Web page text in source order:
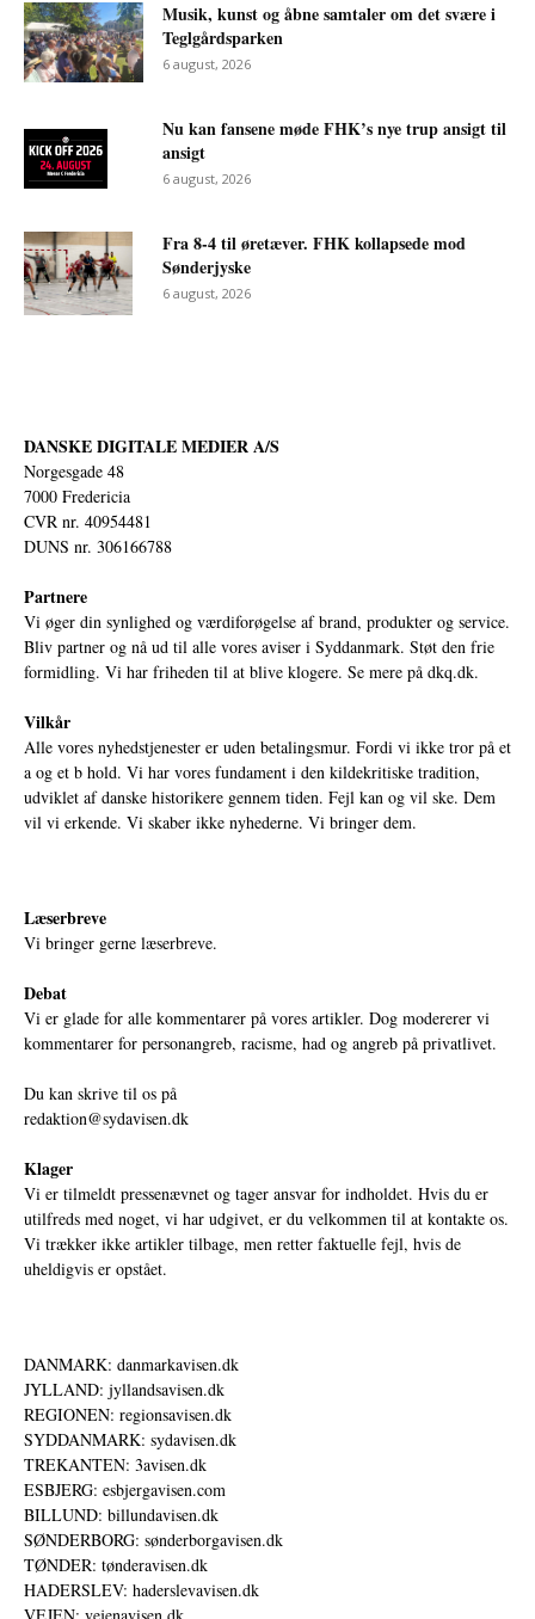
Musik, kunst og åbne samtaler om det svære i
Teglgårdsparken
6 august, 2026
Nu kan fansene møde FHK’s nye trup ansigt til
ansigt
6 august, 2026
Fra 8-4 til øretæver. FHK kollapsede mod
Sønderjyske
6 august, 2026
DANSKE DIGITALE MEDIER A/S
Norgesgade 48
7000 Fredericia
CVR nr. 40954481
DUNS nr. 306166788
Partnere
Vi øger din synlighed og værdiforøgelse af brand, produkter og service.
Bliv partner og nå ud til alle vores aviser i Syddanmark. Støt den frie
formidling. Vi har friheden til at blive klogere. Se mere på dkq.dk.
Vilkår
Alle vores nyhedstjenester er uden betalingsmur. Fordi vi ikke tror på et
a og et b hold. Vi har vores fundament i den kildekritiske tradition,
udviklet af danske historikere gennem tiden. Fejl kan og vil ske. Dem
vil vi erkende. Vi skaber ikke nyhederne. Vi bringer dem.
Læserbreve
Vi bringer gerne læserbreve.
Debat
Vi er glade for alle kommentarer på vores artikler. Dog modererer vi
kommentarer for personangreb, racisme, had og angreb på privatlivet.
Du kan skrive til os på
redaktion@sydavisen.dk
Klager
Vi er tilmeldt pressenævnet og tager ansvar for indholdet. Hvis du er
utilfreds med noget, vi har udgivet, er du velkommen til at kontakte os.
Vi trækker ikke artikler tilbage, men retter faktuelle fejl, hvis de
uheldigvis er opstået.
DANMARK: danmarkavisen.dk
JYLLAND: jyllandsavisen.dk
REGIONEN: regionsavisen.dk
SYDDANMARK: sydavisen.dk
TREKANTEN: 3avisen.dk
ESBJERG: esbjergavisen.com
BILLUND: billundavisen.dk
SØNDERBORG: sønderborgavisen.dk
TØNDER: tønderavisen.dk
HADERSLEV: haderslevavisen.dk